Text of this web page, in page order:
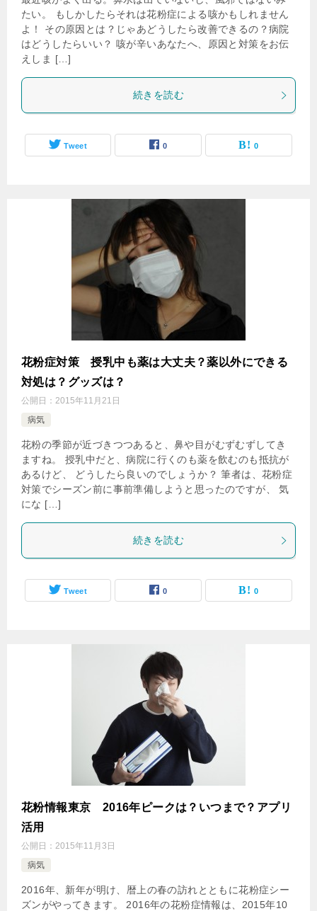
たい。 もしかしたらそれは花粉症による咳かもしれません
よ！ その原因とは？じゃあどうしたら改善できるの？病院
はどうしたらいい？ 咳が辛いあなたへ、原因と対策をお伝
えしま […]
続きを読む
Tweet 0 0
花粉症対策 授乳中も薬は大丈夫？薬以外にできる
対処は？グッズは？
公開日： 2015年11月21日
病気
花粉の季節が近づきつつあると、鼻や目がむずむずしてき
ますね。 授乳中だと、病院に行くのも薬を飲むのも抵抗が
あるけど、 どうしたら良いのでしょうか？ 筆者は、花粉症
対策でシーズン前に事前準備しようと思ったのですが、 気
にな […]
続きを読む
Tweet 0 0
花粉情報東京 2016年ピークは？いつまで？アプリ
活用
公開日： 2015年11月3日
病気
2016年、新年が明け、暦上の春の訪れとともに花粉症シー
ズンがやってきます。 2016年の花粉症情報は、2015年10